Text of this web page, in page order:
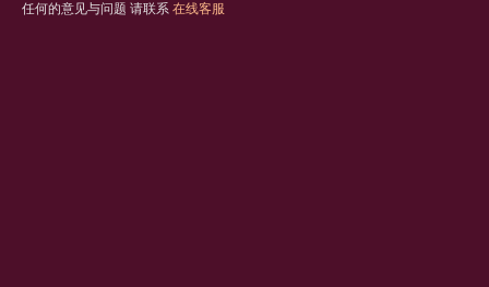
任何的意见与问题 请联系 在线客服